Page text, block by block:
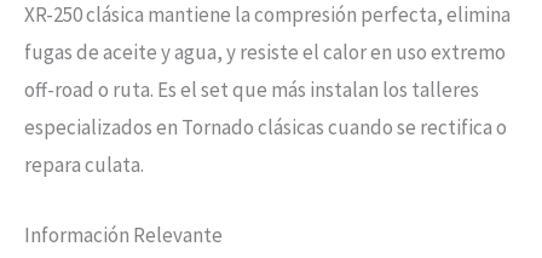
XR-250 clásica mantiene la compresión perfecta, elimina
fugas de aceite y agua, y resiste el calor en uso extremo
off-road o ruta. Es el set que más instalan los talleres
especializados en Tornado clásicas cuando se rectifica o
repara culata.
Información Relevante